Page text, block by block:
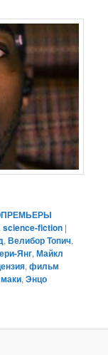
fiction |
,Велибор Топич,
Янг,Майкл
,фильм
,Энцо